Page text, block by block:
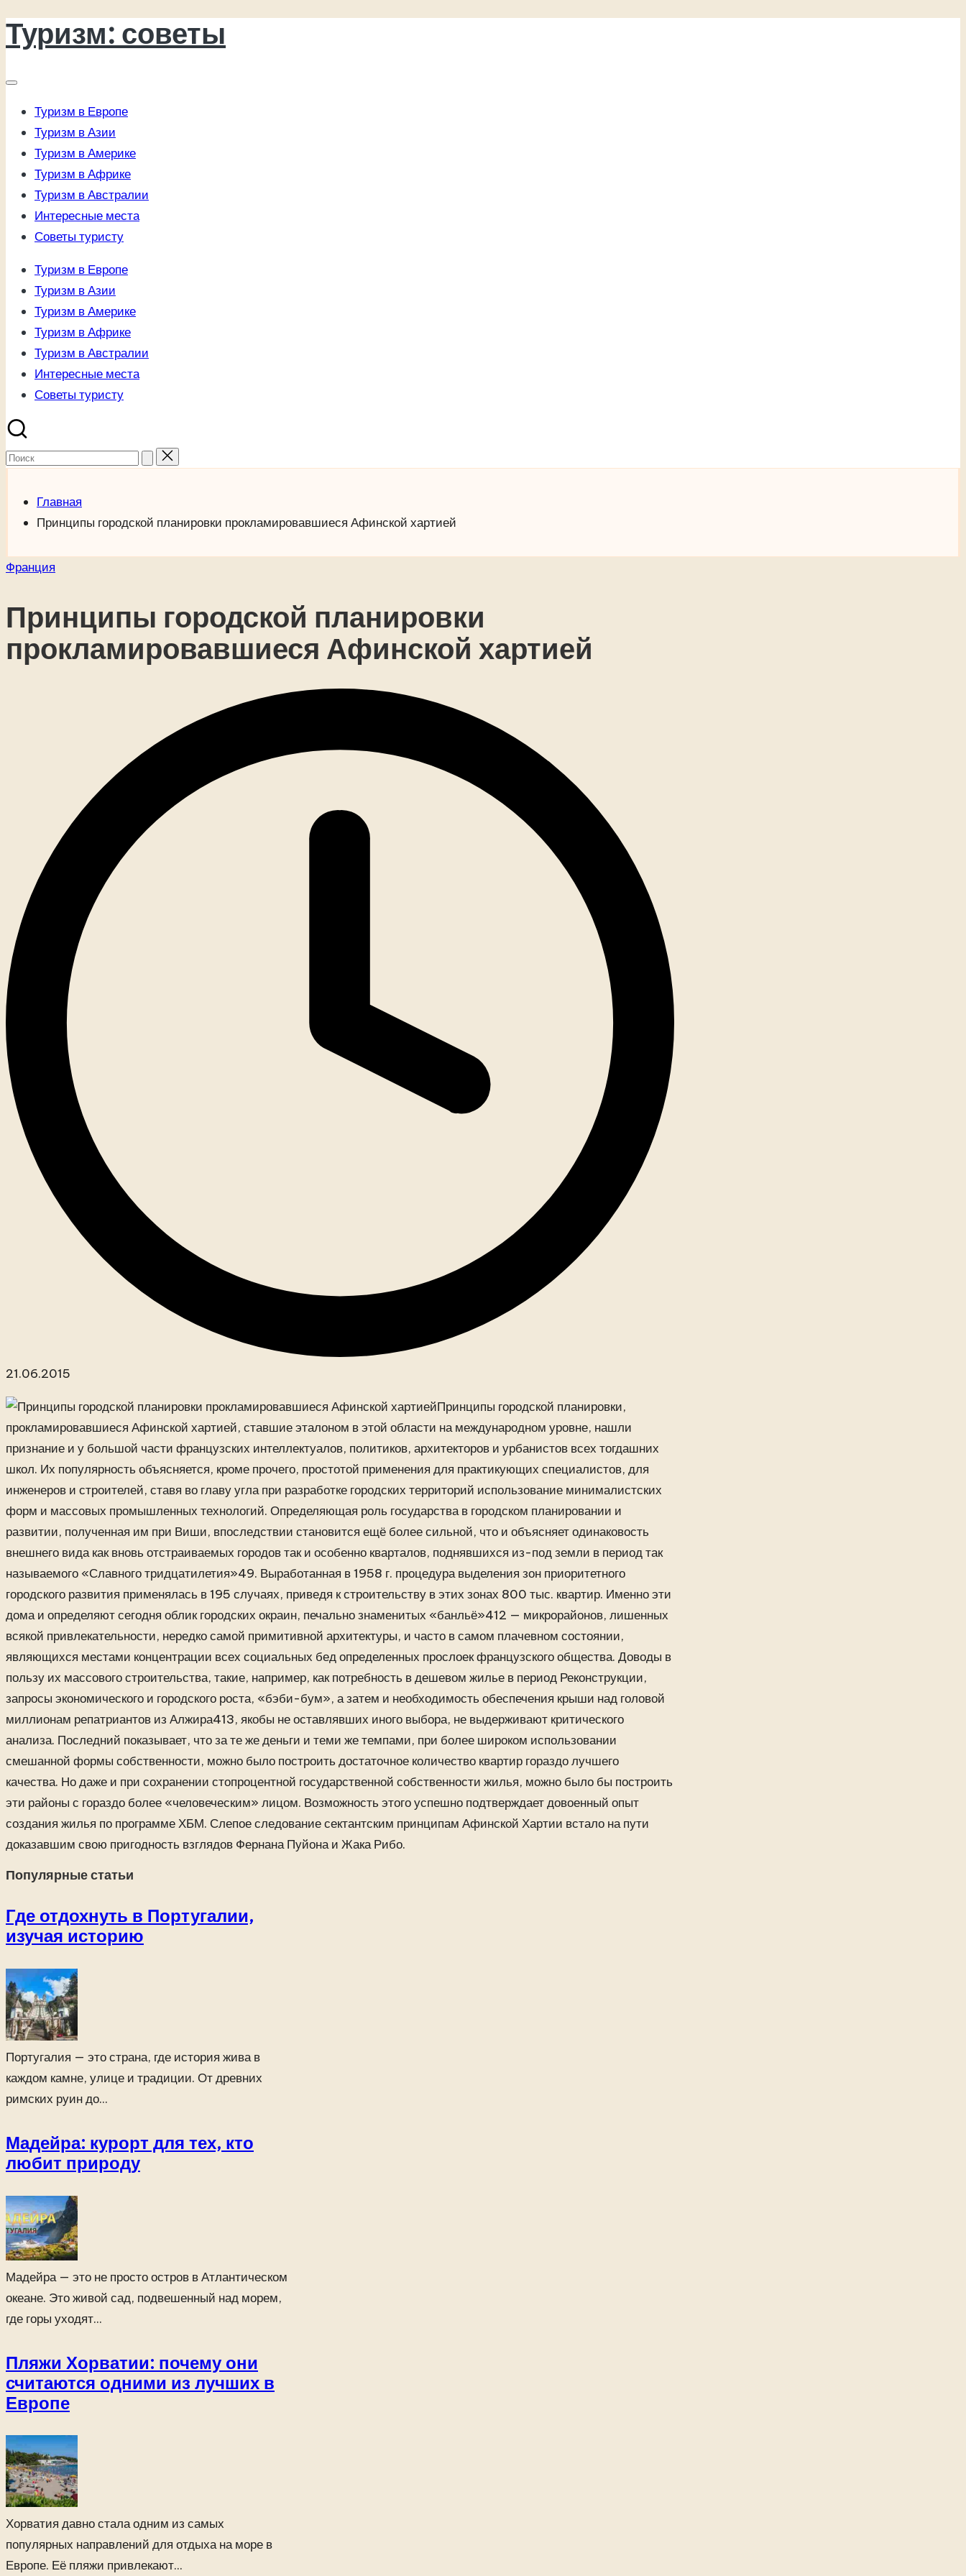
Перейти
к
Туризм: советы
Туризм в Европе
Туризм в Азии
Туризм в Америке
Туризм в Африке
Туризм в Австралии
Интересные места
Советы туристу
Туризм в Европе
Туризм в Азии
Туризм в Америке
Туризм в Африке
Туризм в Австралии
Интересные места
Советы туристу
Поиск
Главная
Принципы городской планировки прокламировавшиеся Афинской хартией
Опубликовано
Франция
Принципы городской планировки
прокламировавшиеся Афинской хартией
21.06.2015
Принципы городской планировки,
прокламировавшиеся Афинской хартией, ставшие эталоном в этой области на международном уровне, нашли
признание и у большой части французских интеллектуалов, политиков, архитекторов и урбанистов всех тогдашних
школ. Их популярность объясняется, кроме прочего, простотой применения для практикующих специалистов, для
инженеров и строителей, ставя во главу угла при разработке городских территорий использование минималистских
форм и массовых промышленных технологий. Определяющая роль государства в городском планировании и
развитии, полученная им при Виши, впоследствии становится ещё более сильной, что и объясняет одинаковость
внешнего вида как вновь отстраиваемых городов так и особенно кварталов, поднявшихся из-под земли в период так
называемого «Славного тридцатилетия»49. Выработанная в 1958 г. процедура выделения зон приоритетного
городского развития применялась в 195 случаях, приведя к строительству в этих зонах 800 тыс. квартир. Именно эти
дома и определяют сегодня облик городских окраин, печально знаменитых «банльё»412 — микрорайонов, лишенных
всякой привлекательности, нередко самой примитивной архитектуры, и часто в самом плачевном состоянии,
являющихся местами концентрации всех социальных бед определенных прослоек французского общества. Доводы в
пользу их массового строительства, такие, например, как потребность в дешевом жилье в период Реконструкции,
запросы экономического и городского роста, «бэби-бум», а затем и необходимость обеспечения крыши над головой
миллионам репатриантов из Алжира413, якобы не оставлявших иного выбора, не выдерживают критического
анализа. Последний показывает, что за те же деньги и теми же темпами, при более широком использовании
смешанной формы собственности, можно было построить достаточное количество квартир гораздо лучшего
качества. Но даже и при сохранении стопроцентной государственной собственности жилья, можно было бы построить
эти районы с гораздо более «человеческим» лицом. Возможность этого успешно подтверждает довоенный опыт
создания жилья по программе ХБМ. Слепое следование сектантским принципам Афинской Хартии встало на пути
доказавшим свою пригодность взглядов Фернана Пуйона и Жака Рибо.
Популярные статьи
Где отдохнуть в Португалии,
изучая историю
Португалия — это страна, где история жива в
каждом камне, улице и традиции. От древних
римских руин до...
Мадейра: курорт для тех, кто
любит природу
Мадейра — это не просто остров в Атлантическом
океане. Это живой сад, подвешенный над морем,
где горы уходят...
Пляжи Хорватии: почему они
считаются одними из лучших в
Европе
Хорватия давно стала одним из самых
популярных направлений для отдыха на море в
Европе. Её пляжи привлекают...